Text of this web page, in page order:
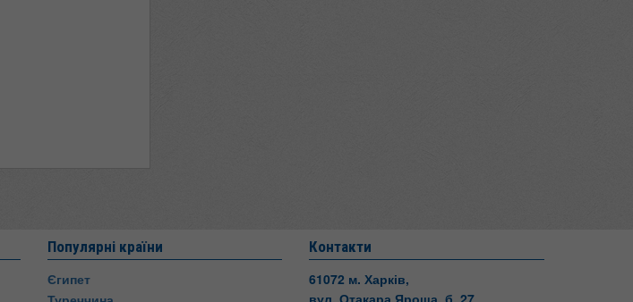
Популярні країни
Єгипет
Контакти
61072 м. Харків,
вул. Отакара Яроша, б. 27